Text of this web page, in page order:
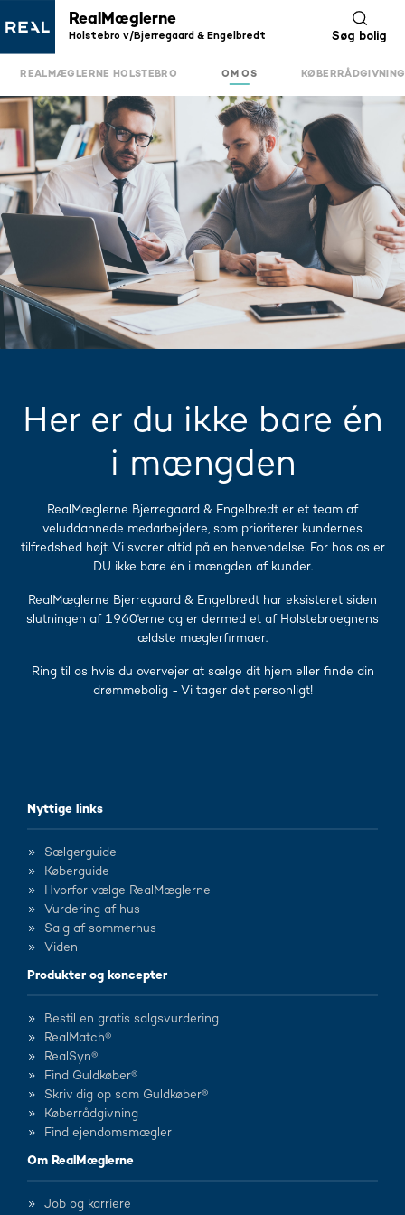
RealMæglerne
Holstebro v/Bjerregaard & Engelbredt Søg bolig
REALMÆGLERNE HOLSTEBRO OM OS KØBERRÅDGIVNING
Her er du ikke bare én
i mængden
RealMæglerne Bjerregaard & Engelbredt er et team af
veluddannede medarbejdere, som prioriterer kundernes
tilfredshed højt. Vi svarer altid på en henvendelse. For hos os er
DU ikke bare én i mængden af kunder.
RealMæglerne Bjerregaard & Engelbredt har eksisteret siden
slutningen af 1960'erne og er dermed et af Holstebroegnens
ældste mæglerfirmaer.
Ring til os hvis du overvejer at sælge dit hjem eller finde din
drømmebolig - Vi tager det personligt!
Nyttige links
Sælgerguide
Køberguide
Hvorfor vælge RealMæglerne
Vurdering af hus
Salg af sommerhus
Viden
Produkter og koncepter
Bestil en gratis salgsvurdering
RealMatch®
RealSyn®
Find Guldkøber®
Skriv dig op som Guldkøber®
Køberrådgivning
Find ejendomsmægler
Om RealMæglerne
Job og karriere